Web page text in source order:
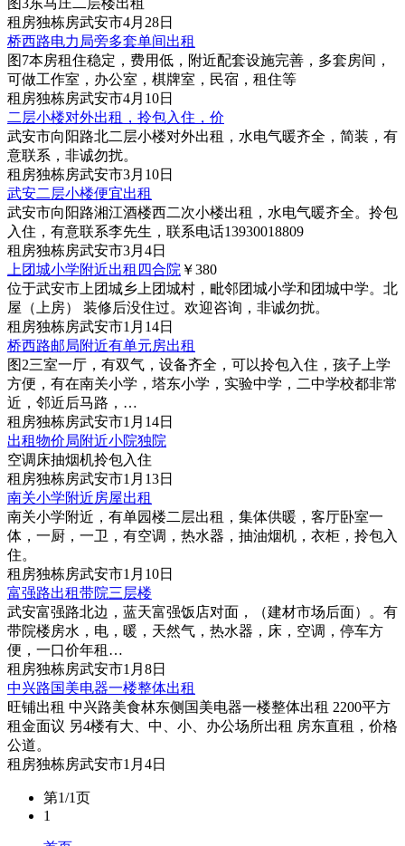
图3东马庄二层楼出租
租房独栋房武安市4月28日
桥西路电力局旁多套单间出租
图7本房租住稳定，费用低，附近配套设施完善，多套房间，
可做工作室，办公室，棋牌室，民宿，租住等
租房独栋房武安市4月10日
二层小楼对外出租，拎包入住，价
武安市向阳路北二层小楼对外出租，水电气暖齐全，简装，有
意联系，非诚勿扰。
租房独栋房武安市3月10日
武安二层小楼便宜出租
武安市向阳路湘江酒楼西二次小楼出租，水电气暖齐全。拎包
入住，有意联系李先生，联系电话13930018809
租房独栋房武安市3月4日
上团城小学附近出租四合院 ￥380
位于武安市上团城乡上团城村，毗邻团城小学和团城中学。北
屋（上房） 装修后没住过。欢迎咨询，非诚勿扰。
租房独栋房武安市1月14日
桥西路邮局附近有单元房出租
图2三室一厅，有双气，设备齐全，可以拎包入住，孩子上学
方便，有在南关小学，塔东小学，实验中学，二中学校都非常
近，邻近后马路，…
租房独栋房武安市1月14日
出租物价局附近小院独院
空调床抽烟机拎包入住
租房独栋房武安市1月13日
南关小学附近房屋出租
南关小学附近，有单园楼二层出租，集体供暖，客厅卧室一
体，一厨，一卫，有空调，热水器，抽油烟机，衣柜，拎包入
住。
租房独栋房武安市1月10日
富强路出租带院三层楼
武安富强路北边，蓝天富强饭店对面，（建材市场后面）。有
带院楼房水，电，暖，天然气，热水器，床，空调，停车方
便，一口价年租…
租房独栋房武安市1月8日
中兴路国美电器一楼整体出租
旺铺出租 中兴路美食林东侧国美电器一楼整体出租 2200平方
租金面议 另4楼有大、中、小、办公场所出租 房东直租，价格
公道。
租房独栋房武安市1月4日
第1/1页
1